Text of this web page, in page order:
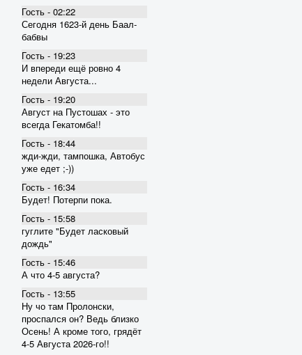
Гость - 02:22
Сегодня 1623-й день Баал-
бабвы
Гость - 19:23
И впереди ещё ровно 4
недели Августа...
Гость - 19:20
Август на Пустошах - это
всегда Гекатомба!!
Гость - 18:44
жди-жди, тампошка, Автобус
уже едет ;-))
Гость - 16:34
Будет! Потерпи пока.
Гость - 15:58
гуглите "Будет ласковый
дождь"
Гость - 15:46
А что 4-5 августа?
Гость - 13:55
Ну чо там Пролонски,
проспался он? Ведь близко
Осень! А кроме того, грядёт
4-5 Августа 2026-го!!